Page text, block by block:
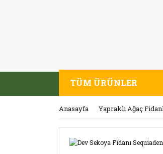
TÜM ÜRÜNLER
Anasayfa Yapraklı Ağaç